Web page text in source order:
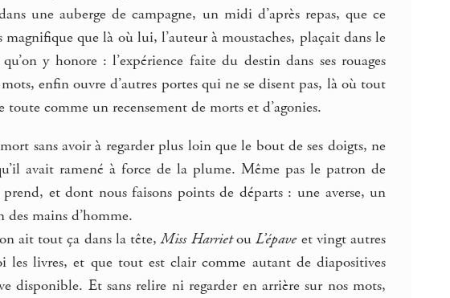
une auberge de campagne, un midi d’après repas, que ce
que là où lui, l’auteur à moustaches, plaçait dans le
y honore : l’expérience faite du destin dans ses rouages
enfin ouvre d’autres portes qui ne se disent pas, là où tout
comme un recensement de morts et d’agonies.
sans avoir à regarder plus loin que le bout de ses doigts, ne
avait ramené à force de la plume. Même pas le patron de
et dont nous faisons points de départs : une averse, un
mains d’homme.
ait tout ça dans la tête,Miss HarrietouL’épave et vingt autres
livres, et que tout est clair comme autant de diapositives
disponible. Et sans relire ni regarder en arrière sur nos mots,